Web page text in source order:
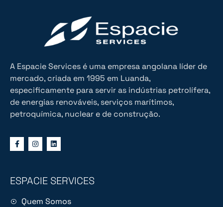
A Espacie Services é uma empresa angolana líder de
mercado, criada em 1995 em Luanda,
especificamente para servir as indústrias petrolífera,
de energias renováveis, serviços marítimos,
petroquímica, nuclear e de construção.
ESPACIE SERVICES
Quem Somos